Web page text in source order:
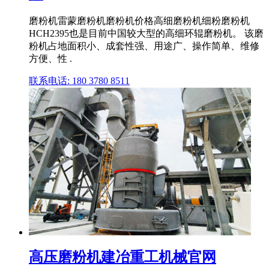
磨粉机雷蒙磨粉机磨粉机价格高细磨粉机细粉磨粉机
HCH2395也是目前中国较大型的高细环辊磨粉机。 该磨
粉机占地面积小、成套性强、用途广、操作简单、维修
方便、性 .
联系电话: 180 3780 8511
高压磨粉机建冶重工机械官网